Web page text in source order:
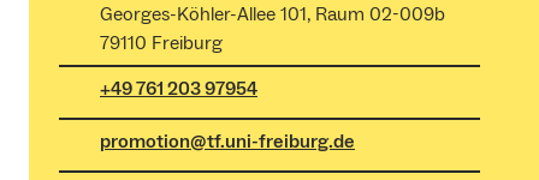
Georges-Köhler-Allee 101, Raum 02-009b
79110 Freiburg
+49 761 203 97954
promotion@tf.uni-freiburg.de